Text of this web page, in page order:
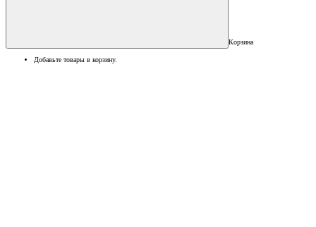
Корзина
Добавьте товары в корзину.